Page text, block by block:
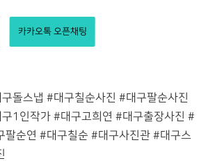
카카오톡 오픈채팅
돌스냅 #대구칠순사진 #대구팔순사진
1인작가 #대구고희연 #대구출장사진 #
팔순연 #대구칠순 #대구사진관 #대구스